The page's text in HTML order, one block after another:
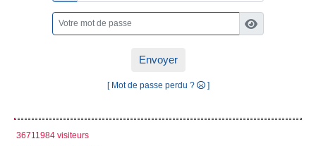
Envoyer
[ Mot de passe perdu ? ]
36711984 visiteurs